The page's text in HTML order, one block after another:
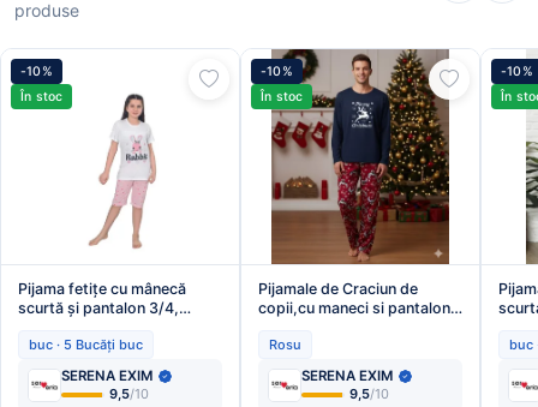
produse
-10%
În stoc
Pijama fetițe cu mânecă
scurtă și pantalon 3/4,
buc · 5 Bucăți buc
SERENA EXIM
9,5/10
-10%
În stoc
Pijamale de Craciun de
copii,cu maneci si pantaloni
de zapada,En-gros
Rosu
SERENA EXIM
9,5/10
-10%
În
buc